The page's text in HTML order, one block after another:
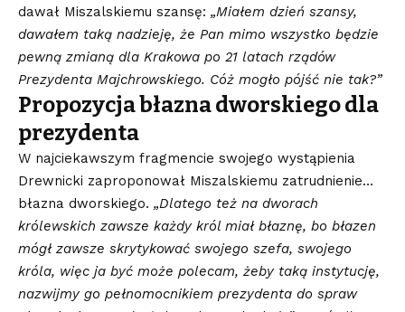
dawał Miszalskiemu szansę: „Miałem dzień szansy,
dawałem taką nadzieję, że Pan mimo wszystko będzie
pewną zmianą dla Krakowa po 21 latach rządów
Prezydenta Majchrowskiego. Cóż mogło pójść nie tak?”
Propozycja błazna dworskiego dla
prezydenta
W najciekawszym fragmencie swojego wystąpienia
Drewnicki zaproponował Miszalskiemu zatrudnienie…
błazna dworskiego. „Dlatego też na dworach
królewskich zawsze każdy król miał błaznę, bo błazen
mógł zawsze skrytykować swojego szefa, swojego
króla, więc ja być może polecam, żeby taką instytucję,
nazwijmy go pełnomocnikiem prezydenta do spraw